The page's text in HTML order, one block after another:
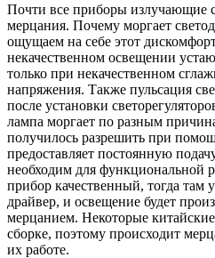
Почти все приборы излучающие
мерцания. Почему моргает
ощущаем на себе этот
некачественном освещении
только при некачественном
напряжения. Также пульсация
после установки
лампа моргает по разным
получилось разрешить при
предоставляет постоянную
необходим для функциональной
прибор качественный, тогда там
драйвер, и освещение будет
мерцанием. Некоторые
сборке, поэтому происходит
их работе.